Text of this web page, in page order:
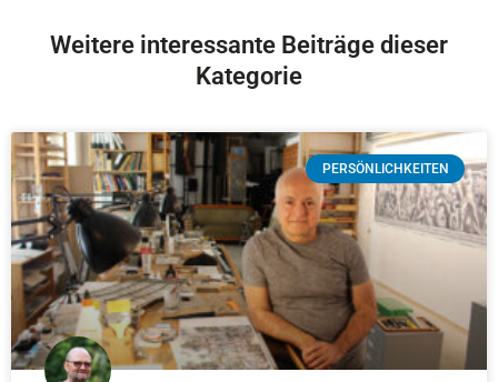
Weitere interessante Beiträge dieser
Kategorie
PERSÖNLICHKEITEN